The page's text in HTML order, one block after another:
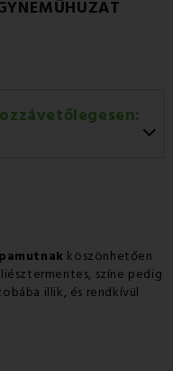
köszönhetően
színe pedig
illik, és rendkívül